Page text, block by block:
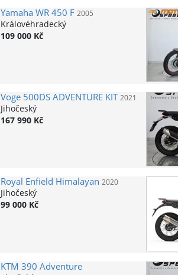
YamahaWR 450 F 2005
Královéhradecký
109 000 Kč
Voge 500DS ADVENTURE KIT 2021
Jihočeský
167 990 Kč
Royal Enfield Himalayan 2020
Jihočeský
99 000 Kč
KTM 390 Adventure